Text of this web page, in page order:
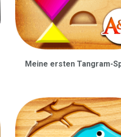
Meine ersten Tangram-